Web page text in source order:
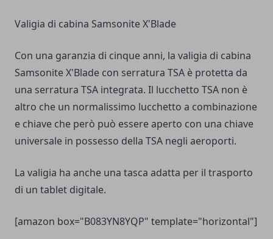
Valigia di cabina Samsonite X'Blade
Con una garanzia di cinque anni, la valigia di cabina
Samsonite X'Blade con serratura TSA è protetta da
una serratura TSA integrata. Il lucchetto TSA non è
altro che un normalissimo lucchetto a combinazione
e chiave che però può essere aperto con una chiave
universale in possesso della TSA negli aeroporti.
La valigia ha anche una tasca adatta per il trasporto
di un tablet digitale.
[amazon box="B083YN8YQP" template="horizontal"]